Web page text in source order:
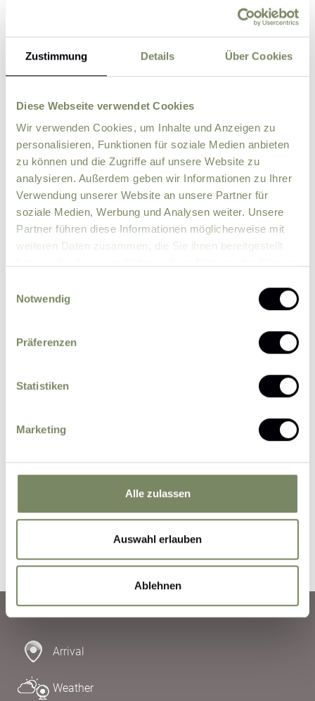
Zustimmung Details Über Cookies
Diese Webseite verwendet Cookies
Wir verwenden Cookies, um Inhalte und Anzeigen zu
personalisieren, Funktionen für soziale Medien anbieten
zu können und die Zugriffe auf unsere Website zu
analysieren. Außerdem geben wir Informationen zu Ihrer
Verwendung unserer Website an unsere Partner für
soziale Medien, Werbung und Analysen weiter. Unsere
Partner führen diese Informationen möglicherweise mit
weiteren Daten zusammen, die Sie ihnen bereitgestellt
Notwendig
Präferenzen
Statistiken
Marketing
Alle zulassen
Auswahl erlauben
Ablehnen
Please send me news and information about
I agree that the personal data entered by me
for the purpose of processing my enquiry on the
form.Further information
Submit Inquiry
Arrival
Weather